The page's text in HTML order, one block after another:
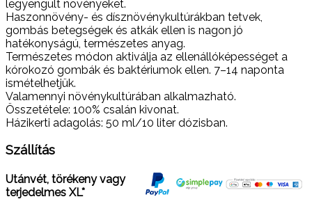
legyengült növényeket.
Haszonnövény- és dísznövénykultúrákban tetvek,
gombás betegségek és atkák ellen is nagon jó
hatékonyságú, természetes anyag.
Természetes módon aktiválja az ellenállóképességet a
kórokozó gombák és baktériumok ellen. 7–14 naponta
ismételhetjük.
Valamennyi növénykultúrában alkalmazható. ​
Összetétele: 100% csalán kivonat.
Házikerti adagolás: 50 ml/10 liter dózisban.
Szállítás
Utánvét, törékeny vagy
terjedelmes XL*